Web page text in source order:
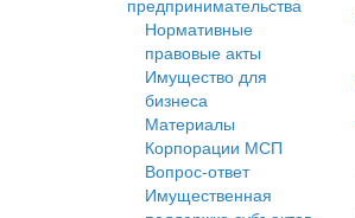
предпринимательства
Нормативные
правовые акты
Имущество для
бизнеса
Материалы
Корпорации МСП
Вопрос-ответ
Имущественная